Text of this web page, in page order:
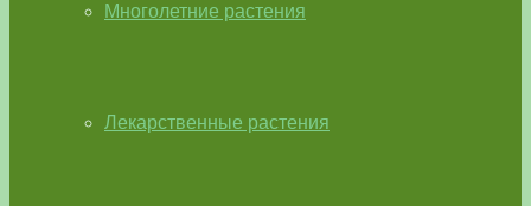
Многолетние растения
Лекарственные растения